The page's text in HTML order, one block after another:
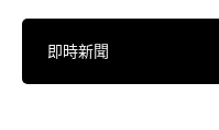
即時新聞